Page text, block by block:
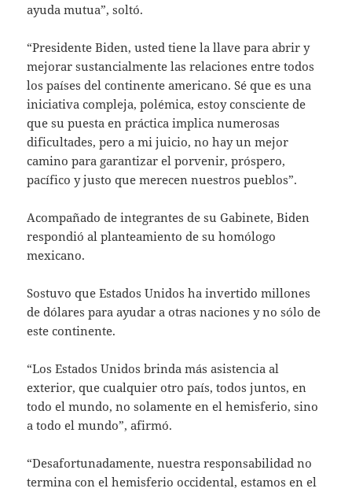
ayuda mutua”, soltó.
“Presidente Biden, usted tiene la llave para abrir y
mejorar sustancialmente las relaciones entre todos
los países del continente americano. Sé que es una
iniciativa compleja, polémica, estoy consciente de
que su puesta en práctica implica numerosas
dificultades, pero a mi juicio, no hay un mejor
camino para garantizar el porvenir, próspero,
pacífico y justo que merecen nuestros pueblos”.
Acompañado de integrantes de su Gabinete, Biden
respondió al planteamiento de su homólogo
mexicano.
Sostuvo que Estados Unidos ha invertido millones
de dólares para ayudar a otras naciones y no sólo de
este continente.
“Los Estados Unidos brinda más asistencia al
exterior, que cualquier otro país, todos juntos, en
todo el mundo, no solamente en el hemisferio, sino
a todo el mundo”, afirmó.
“Desafortunadamente, nuestra responsabilidad no
termina con el hemisferio occidental, estamos en el